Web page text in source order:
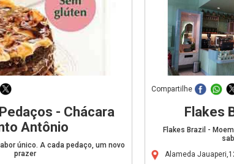
- Chácara
Antônio
único. A cada pedaço, um novo
prazer
Compartilhe
Flakes
Flakes Brazil -
Alameda